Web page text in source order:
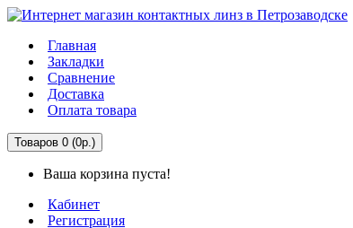
Главная
Закладки
Сравнение
Доставка
Оплата товара
Товаров 0 (0р.)
Ваша корзина пуста!
Кабинет
Регистрация